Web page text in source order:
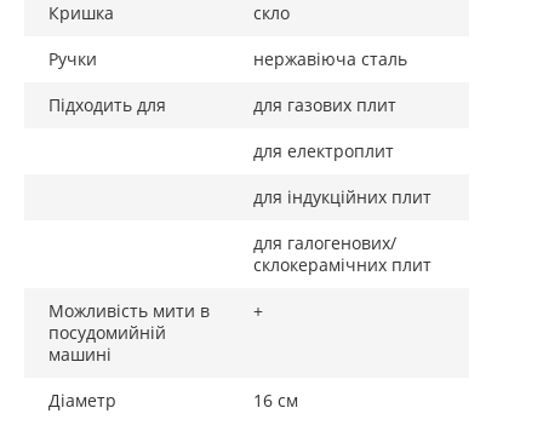
Кришка
скло
Ручки
нержавіюча сталь
Підходить для
для газових плит
для електроплит
для індукційних плит
для галогенових/
склокерамічних плит
Можливість мити в
посудомийній
машині
+
Діаметр 16 см